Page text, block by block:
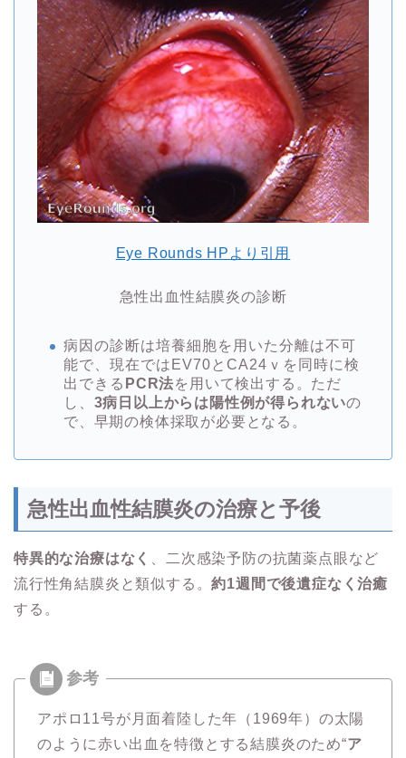
Eye Rounds HPより引用
急性出血性結膜炎の診断
病因の診断は培養細胞を用いた分離は不可
能で、現在ではEV70とCA24ｖを同時に検
出できる PCR法を用いて検出する。ただ
し、 3病日以上からは陽性例が得られないの
で、早期の検体採取が必要となる。
急性出血性結膜炎の治療と予後
特異的な治療はなく
、二次感染予防の抗菌薬点眼など
流行性角結膜炎と類似する。約1週間で後遺症なく治癒
する。
アポロ11号が月面着陸した年（1969年）の太陽
のように赤い出血を特徴とする結膜炎のため“ア